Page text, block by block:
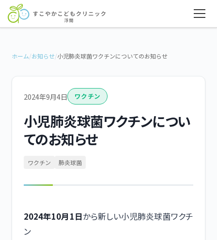
ホーム/お知らせ/小児肺炎球菌ワクチンについてのお知らせ
2024年9月4日 ワクチン
小児肺炎球菌ワクチンについ
てのお知らせ
ワクチン 肺炎球菌
2024年10月1日から新しい小児肺炎球菌ワクチ
ン